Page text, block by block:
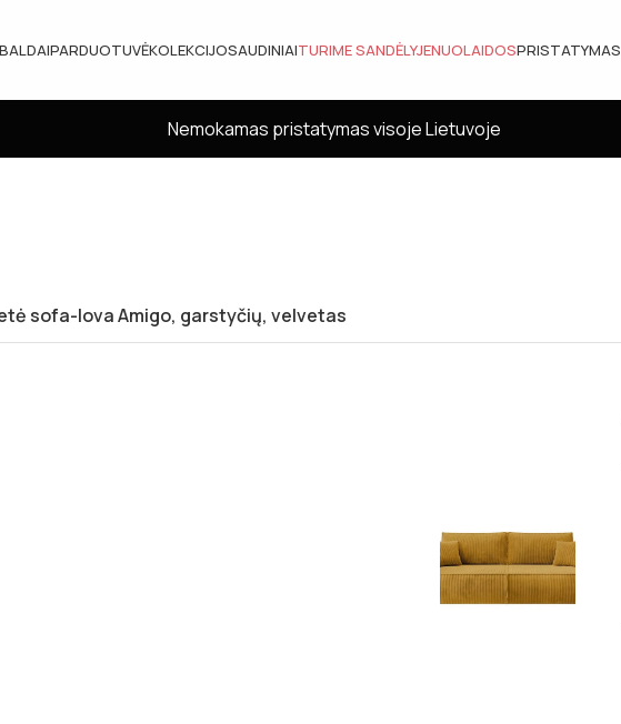
PARDUOTUVĖKOLEKCIJOSAUDINIAITURIME SANDĖLYJENUOLAIDOSPRISTATYMAS
Nemokamas pristatymas visoje Lietuvoje
sofa-lova Amigo, garstyčių, velvetas